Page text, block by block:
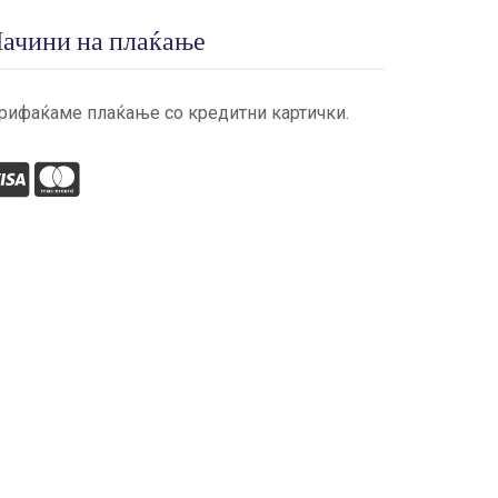
на плаќање
плаќање со кредитни картички.
visamastercard